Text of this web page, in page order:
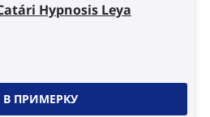
Hypnosis Leya
В ПРИМЕРКУ